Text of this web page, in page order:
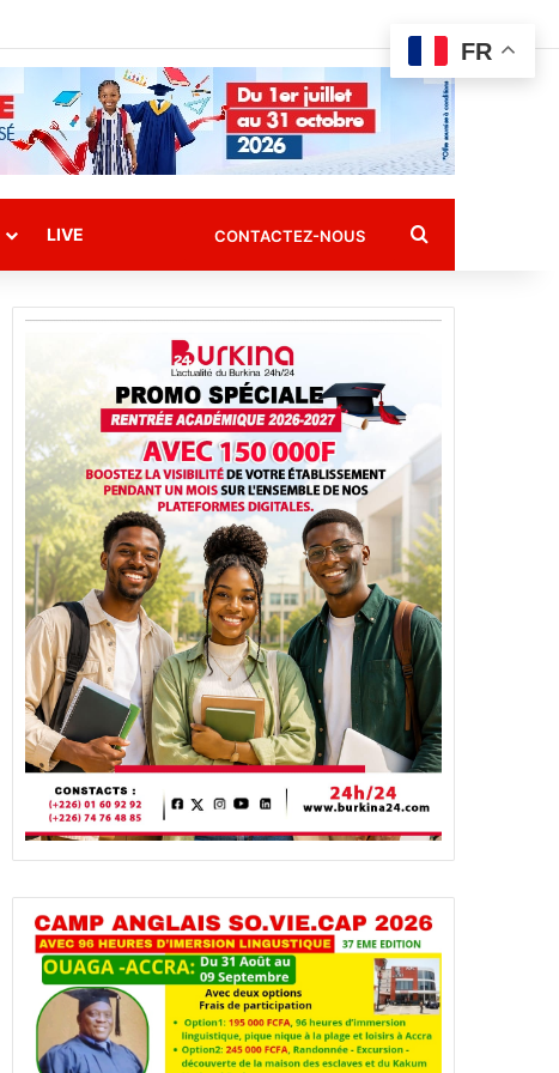
LIVE CONTACTEZ-NOUS Rechercher
FR